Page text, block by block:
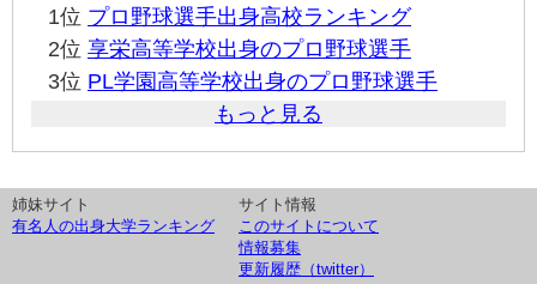
1位 プロ野球選手出身高校ランキング
2位 享栄高等学校出身のプロ野球選手
3位 PL学園高等学校出身のプロ野球選手
もっと見る
姉妹サイト
有名人の出身大学ランキング
サイト情報
このサイトについて
情報募集
更新履歴（twitter）